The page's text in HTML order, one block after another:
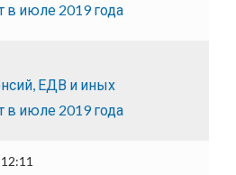
в июле 2019 года
ЕДВ и иных
в июле 2019 года